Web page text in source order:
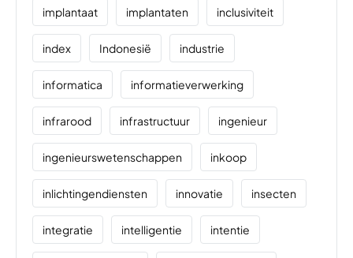
implantaat implantaten inclusiviteit
index Indonesië industrie
informatica informatieverwerking
infrarood infrastructuur ingenieur
ingenieurswetenschappen inkoop
inlichtingendiensten innovatie insecten
integratie intelligentie intentie